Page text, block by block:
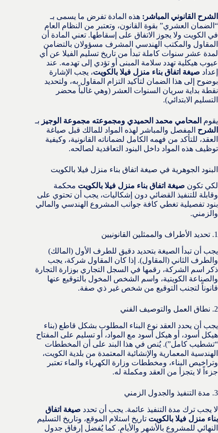
الشرح القانوني المباشر: هذه المادة تفرض ما يسمى بـ
“الضمان العشري” بقوة القانون، وتعتبر من النظام العام
في الكويت ولا يجوز الاتفاق على إسقاطها. تعني المادة أن
المقاول والمكتب الهندسي المشرف مسؤولان بالتضامن
لمدة عشر سنوات كاملة تبدأ من تاريخ تسليم الفيلا عن أي
عيوب هيكلية تهدد سلامة المبنى أو تؤدي إلى تهدمه. عند
إعداد صيغة اتفاق بناء منزل فيلا بالكويت، يجب الإشارة
بوضوح إلى هذا الضمان لتأكيد التزام المقاول به، ولتحديد
نقطة بداية سريان السنوات العشر (وهي غالباً محضر
التسليم الابتدائي).
يقوم المحامي محمد الحميدي ومجموعته مجموعة الوجيز بـ
الشرح المفصل والمباشر لهذه المواد للمالك قبل صياغة
العقد، للتأكد من فهمه الكامل لضماناته القانونية، وكيفية
توظيف هذه المواد داخل البنود التعاقدية لصالحه.
البنود الجوهرية في صيغة اتفاق بناء منزل فيلا بالكويت
لكي تكون صيغة اتفاق بناء منزل فيلا بالكويت محكمة
وقابلة للتنفيذ القضائي دون إشكاليات، يجب أن تحتوي على
بنود تفصيلية تغطي كافة جوانب المشروع الهندسي والمالي
والزمني.
1. تحديد الأطراف والممثلين القانونيين
يجب أن تبدأ الصيغة بتحديد دقيق للطرف الأول (المالك)
والطرف الثاني (المقاول). إذا كان المقاول شركة، يجب
ذكر اسم الشركة، رقمها في السجل التجاري بوزارة التجارة
والصناعة الكويتية، واسم الشخص المخول بالتوقيع عنها
قانوناً لتجنب التوقيع من شخص غير ذي صفة.
2. نطاق العمل والتوصيف الفني
يجب أن يحدد العقد نوع البناء المطلوب بشكل قاطع (بناء
هيكل أسود، أو هيكل أسود مع المواد، أو تسليم على المفتاح
“تشطيب كامل”). يُنص في هذا البند على أن المخططات
الهندسية المعمارية والإنشائية المعتمدة من بلدية الكويت،
وتراخيص البناء، ومخططات وزارة الكهرباء والماء تعتبر
جزءاً لا يتجزأ من العقد ومكملة له.
3. مدة التنفيذ والجدول الزمني
لا يجب ترك مدة التنفيذ عائمة. يجب أن تحدد صيغة اتفاق
بناء منزل فيلا بالكويت تاريخ استلام الموقع، وتاريخ التسليم
النهائي للمشروع بالأشهر والأيام. كما يُفضل إرفاق جدول